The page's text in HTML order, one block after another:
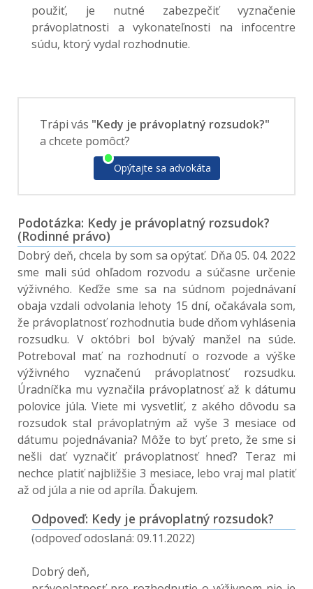
použiť, je nutné zabezpečiť vyznačenie
právoplatnosti a vykonateľnosti na infocentre
súdu, ktorý vydal rozhodnutie.
Trápi vás "Kedy je právoplatný rozsudok?"
a chcete pomôcť?
Opýtajte sa advokáta
Podotázka: Kedy je právoplatný rozsudok?
(Rodinné právo)
Dobrý deň, chcela by som sa opýtať. Dňa 05. 04. 2022
sme mali súd ohľadom rozvodu a súčasne určenie
výživného. Keďže sme sa na súdnom pojednávaní
obaja vzdali odvolania lehoty 15 dní, očakávala som,
že právoplatnosť rozhodnutia bude dňom vyhlásenia
rozsudku. V októbri bol bývalý manžel na súde.
Potreboval mať na rozhodnutí o rozvode a výške
výživného vyznačenú právoplatnosť rozsudku.
Úradníčka mu vyznačila právoplatnosť až k dátumu
polovice júla. Viete mi vysvetliť, z akého dôvodu sa
rozsudok stal právoplatným až vyše 3 mesiace od
dátumu pojednávania? Môže to byť preto, že sme si
nešli dať vyznačiť právoplatnosť hneď? Teraz mi
nechce platiť najbližšie 3 mesiace, lebo vraj mal platiť
až od júla a nie od apríla. Ďakujem.
Odpoveď: Kedy je právoplatný rozsudok?
(odpoveď odoslaná: 09.11.2022)
Dobrý deň,